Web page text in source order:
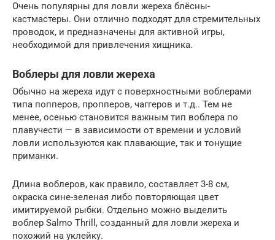
Очень популярны для ловли жереха блёсны-
кастмастеры. Они отлично подходят для стремительных
проводок, и предназначены для активной игры,
необходимой для привлечения хищника.
Воблеры для ловли жереха
Обычно на жереха идут с поверхностными воблерами
типа попперов, пропперов, чаггеров и т.д.. Тем не
менее, осенью становится важным тип воблера по
плавучести — в зависимости от времени и условий
ловли используются как плавающие, так и тонущие
приманки.
Длина воблеров, как правило, составляет 3-8 см,
окраска сине-зеленая либо повторяющая цвет
имитируемой рыбки. Отдельно можно выделить
воблер Salmo Thrill, созданный для ловли жереха и
похожий на уклейку.